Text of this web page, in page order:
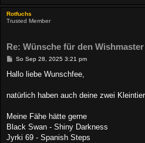
Rotfuchs
Trusted Member
Re: Wünsche für den Wishmaster
B
i
a
So Sep 28, 2025 3:21 pm
Hallo liebe Wunschfee,
natürlich haben auch deine zwei
Meine Fähe hätte gerne
Black Swan - Shiny Darkness
Jyrki 69 - Spanish Steps